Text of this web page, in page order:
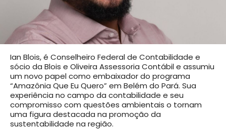
Ian Blois, é Conselheiro Federal de Contabilidade e
sócio da Blois e Oliveira Assessoria Contábil e assumiu
um novo papel como embaixador do programa
“Amazônia Que Eu Quero” em Belém do Pará. Sua
experiência no campo da contabilidade e seu
compromisso com questões ambientais o tornam
uma figura destacada na promoção da
sustentabilidade na região.